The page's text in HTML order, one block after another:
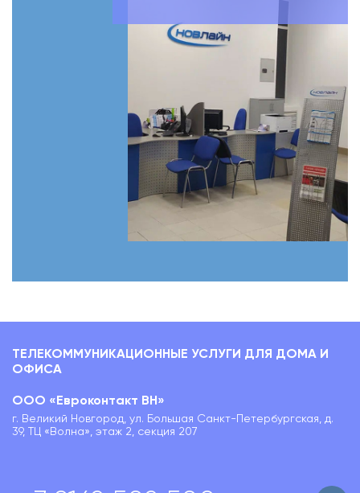
ТЕЛЕКОММУНИКАЦИОННЫЕ УСЛУГИ ДЛЯ ДОМА И
ОФИСА
ООО «Евроконтакт ВН»
г. Великий Новгород, ул. Большая Санкт-Петербургская, д.
39, ТЦ «Волна», этаж 2, секция 207